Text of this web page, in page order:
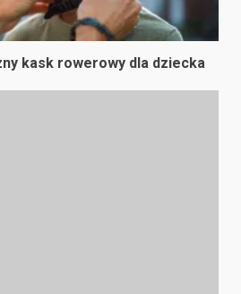
kask rowerowy dla dziecka